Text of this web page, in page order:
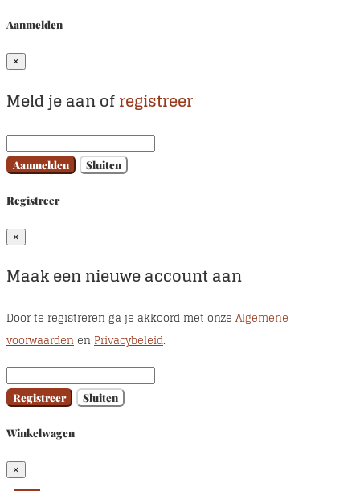
Aanmelden
×
Meld je aan ofregistreer
Aanmelden Sluiten
Registreer
×
Maak een nieuwe account aan
Door te registreren ga je akkoord met onze Algemene
voorwaarden enPrivacybeleid.
Registreer Sluiten
Winkelwagen
×